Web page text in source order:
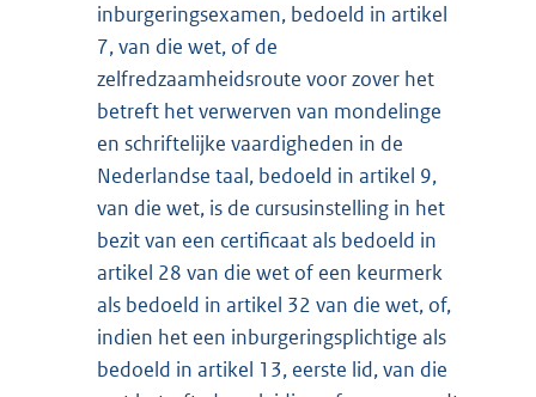
inburgeringsexamen, bedoeld in artikel
7, van die wet, of de
zelfredzaamheidsroute voor zover het
betreft het verwerven van mondelinge
en schriftelijke vaardigheden in de
Nederlandse taal, bedoeld in artikel 9,
van die wet, is de cursusinstelling in het
bezit van een certificaat als bedoeld in
artikel 28 van die wet of een keurmerk
als bedoeld in artikel 32 van die wet, of,
indien het een inburgeringsplichtige als
bedoeld in artikel 13, eerste lid, van die